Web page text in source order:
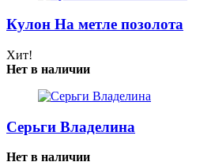
Кулон На метле позолота
Хит!
Нет в наличии
Серьги Владелина
Нет в наличии